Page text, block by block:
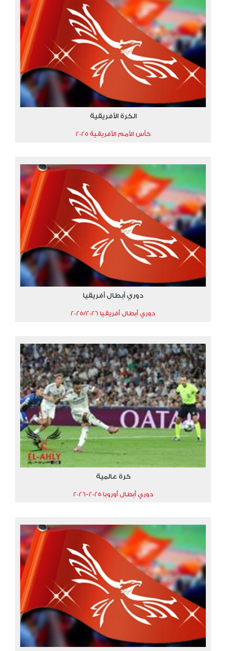
الكرة الأفريقية
كأس الأمم الأفريقية 2025
دوري أبطال أفريقيا
دوري أبطال أفريقيا 2025/2026
كرة عالمية
دوري أبطال أوروبا 2025-2026